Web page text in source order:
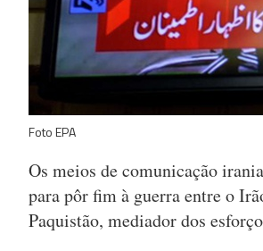
Foto EPA
Os meios de comunicação
para pôr fim à guerra entre o
Paquistão, mediador dos